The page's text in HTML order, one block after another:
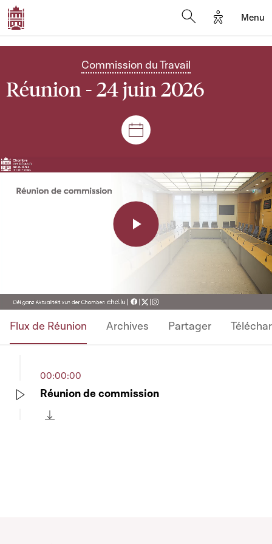
Options
Menu
Commission du Travail
Réunion - 24 juin 2026
Séances et réunions
Play
Video
Flux de Réunion Archives Partager
00:00:00
Réunion de commission